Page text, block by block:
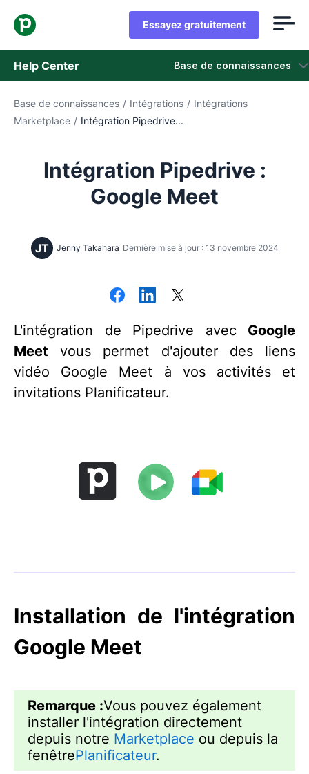
Essayez gratuitement
Help Center Base de connaissances
Base de connaissances
Contacter l'assistance
Base de connaissances / Intégrations / Intégrations
Marketplace / Intégration Pipedrive...
Intégration Pipedrive :
Google Meet
JT Jenny Takahara Dernière mise à jour : 13 novembre 2024
L'intégration de Pipedrive avec Google
Meet vous permet d'ajouter des liens
vidéo Google Meet à vos activités et
invitations Planificateur.
Installation de l'intégration
Google Meet
Remarque :Vous pouvez également
installer l'intégration directement
depuis notre Marketplace ou depuis la
fenêtrePlanificateur.